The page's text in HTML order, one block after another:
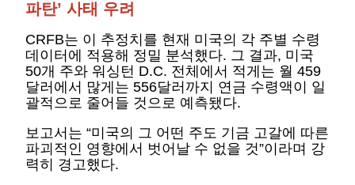
파탄’ 사태 우려
CRFB는 이 추정치를 현재 미국의 각 주별 수령
데이터에 적용해 정밀 분석했다. 그 결과, 미국
50개 주와 워싱턴 D.C. 전체에서 적게는 월 459
달러에서 많게는 556달러까지 연금 수령액이 일
괄적으로 줄어들 것으로 예측됐다.
보고서는 “미국의 그 어떤 주도 기금 고갈에 따른
파괴적인 영향에서 벗어날 수 없을 것”이라며 강
력히 경고했다.